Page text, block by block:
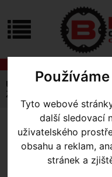
Tyto webové
další sledovací
uživatelského
obsahu a reklam,
stránek a
Úvodní strana
Zámek ABUS 6210/75
ZÁMEK
IVYTEX BK